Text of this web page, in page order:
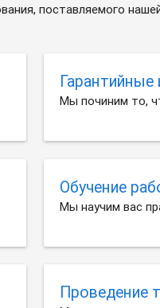
поставляемого
Мы починим то,
Обучение
Мы научим вас
Проведение